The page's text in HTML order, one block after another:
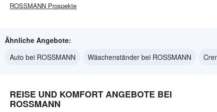
ROSSMANN Prospekte
Ähnliche Angebote:
Auto bei ROSSMANN
Wäschenständer bei ROSSMANN
REISE UND KOMFORT ANGEBOTE BEI
ROSSMANN